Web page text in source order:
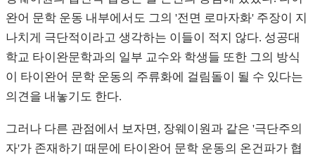
완어 문학 운동 내부에서도 그의 '전면 로마자화' 주장이 지
나치게 극단적이라고 생각하는 이들이 적지 않다. 성공대
학교 타이완문학과의 일부 교수와 학생들 또한 그의 방식
이 타이완어 문학 운동의 주류화에 걸림돌이 될 수 있다는
의견을 내놓기도 한다.
그러나 다른 관점에서 보자면, 장웨이원과 같은 '극단주의
자'가 존재하기 때문에 타이완어 문학 운동의 온건파가 협